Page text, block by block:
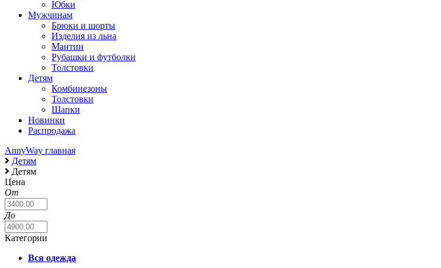
Юбки
Мужчинам
Брюки и шорты
Изделия из льна
Мантии
Рубашки и футболки
Толстовки
Детям
Комбинезоны
Толстовки
Шапки
Новинки
Распродажа
AnnyWay главная
Детям
Детям
Цена
От
До
Категории
Вся одежда